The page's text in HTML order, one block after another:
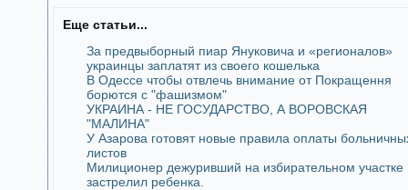
Еще статьи...
За предвыборный пиар Януковича и «регионалов»
украинцы заплатят из своего кошелька
В Одессе чтобы отвлечь внимание от Покращення
борются с "фашизмом"
УКРАИНА - НЕ ГОСУДАРСТВО, А ВОРОВСКАЯ
"МАЛИНА"
У Азарова готовят новые правила оплаты
листов
Милиционер дежуривший на избирательном участке
застрелил ребенка.